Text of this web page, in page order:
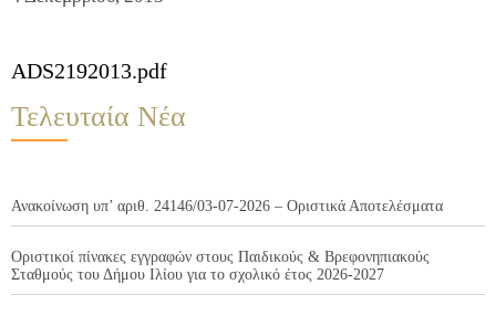
ADS2192013.pdf
Τελευταία Νέα
Ανακοίνωση υπ’ αριθ. 24146/03-07-2026 – Οριστικά Αποτελέσματα
Οριστικοί πίνακες εγγραφών στους Παιδικούς & Βρεφονηπιακούς
Σταθμούς του Δήμου Ιλίου για το σχολικό έτος 2026-2027